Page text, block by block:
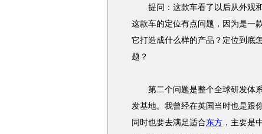
提问：这款车看了以后从外观和
这款车的定位有点问题，因为是一
它打造成什么样的产品？定位到底
题？
第二个问题是整个全球研发体系
发基地。我曾经在英国当时也是跟
同时也要去满足适合东方 ，主要是